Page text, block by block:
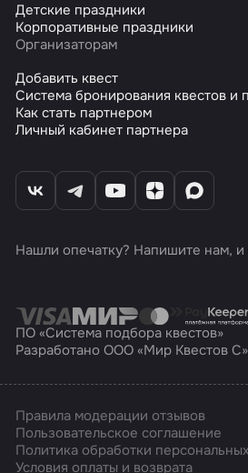
Детские праздники
Корпоративные праздники
Организаторам
Добавить квест
Система бронирования квестов и
Как стать партнером
Личный кабинет партнера
Нашли опечатку? Напишите нам,
ПО «Система подбора квестов»
Разработано ООО «Мир Квестов
Правила модерации отзывов
Пользовательское соглашение
Политика обработки
Условия оплаты и возврата